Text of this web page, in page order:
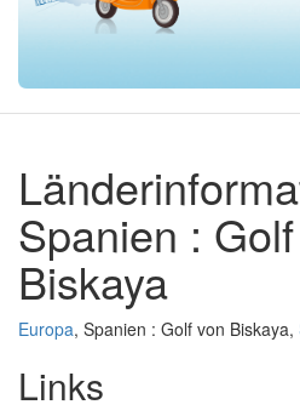
Spanien :
Biskaya
Europa, Spanien : Golf von Biskaya,
Links